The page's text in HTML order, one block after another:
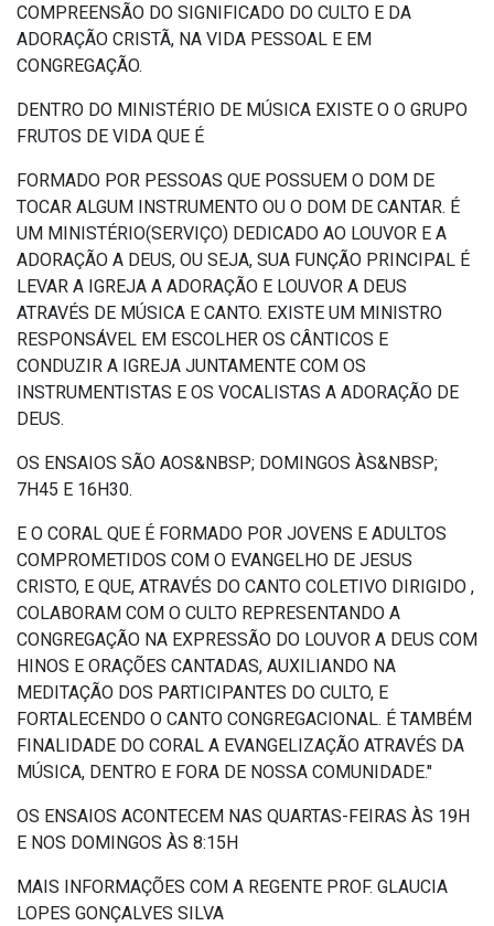
COMPREENSÃO DO SIGNIFICADO DO CULTO E DA
ADORAÇÃO CRISTÃ, NA VIDA PESSOAL E EM
CONGREGAÇÃO.
DENTRO DO MINISTÉRIO DE MÚSICA EXISTE O O GRUPO
FRUTOS DE VIDA QUE É
FORMADO POR PESSOAS QUE POSSUEM O DOM DE
TOCAR ALGUM INSTRUMENTO OU O DOM DE CANTAR. É
UM MINISTÉRIO(SERVIÇO) DEDICADO AO LOUVOR E A
ADORAÇÃO A DEUS, OU SEJA, SUA FUNÇÃO PRINCIPAL É
LEVAR A IGREJA A ADORAÇÃO E LOUVOR A DEUS
ATRAVÉS DE MÚSICA E CANTO. EXISTE UM MINISTRO
RESPONSÁVEL EM ESCOLHER OS CÂNTICOS E
CONDUZIR A IGREJA JUNTAMENTE COM OS
INSTRUMENTISTAS E OS VOCALISTAS A ADORAÇÃO DE
DEUS.
OS ENSAIOS SÃO AOS&NBSP; DOMINGOS ÀS&NBSP;
7H45 E 16H30.
E O CORAL QUE É FORMADO POR JOVENS E ADULTOS
COMPROMETIDOS COM O EVANGELHO DE JESUS
CRISTO, E QUE, ATRAVÉS DO CANTO COLETIVO DIRIGIDO ,
COLABORAM COM O CULTO REPRESENTANDO A
CONGREGAÇÃO NA EXPRESSÃO DO LOUVOR A DEUS COM
HINOS E ORAÇÕES CANTADAS, AUXILIANDO NA
MEDITAÇÃO DOS PARTICIPANTES DO CULTO, E
FORTALECENDO O CANTO CONGREGACIONAL. É TAMBÉM
FINALIDADE DO CORAL A EVANGELIZAÇÃO ATRAVÉS DA
MÚSICA, DENTRO E FORA DE NOSSA COMUNIDADE."
OS ENSAIOS ACONTECEM NAS QUARTAS-FEIRAS ÀS 19H
E NOS DOMINGOS ÀS 8:15H
MAIS INFORMAÇÕES COM A REGENTE PROF. GLAUCIA
LOPES GONÇALVES SILVA